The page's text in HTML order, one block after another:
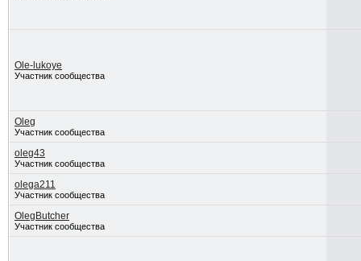
Ole-lukoye
Участник сообщества
Oleg
Участник сообщества
oleg43
Участник сообщества
olega211
Участник сообщества
OlegButcher
Участник сообщества